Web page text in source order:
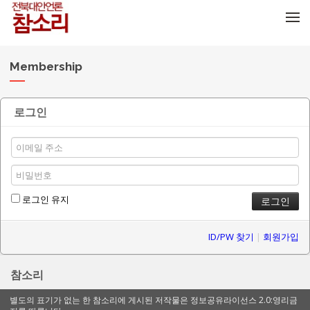
Membership
로그인
로그인 유지
ID/PW 찾기 | 회원가입
참소리
별도의 표기가 없는 한 참소리에 게시된 저작물은 정보공유라이선스 2.0:영리금